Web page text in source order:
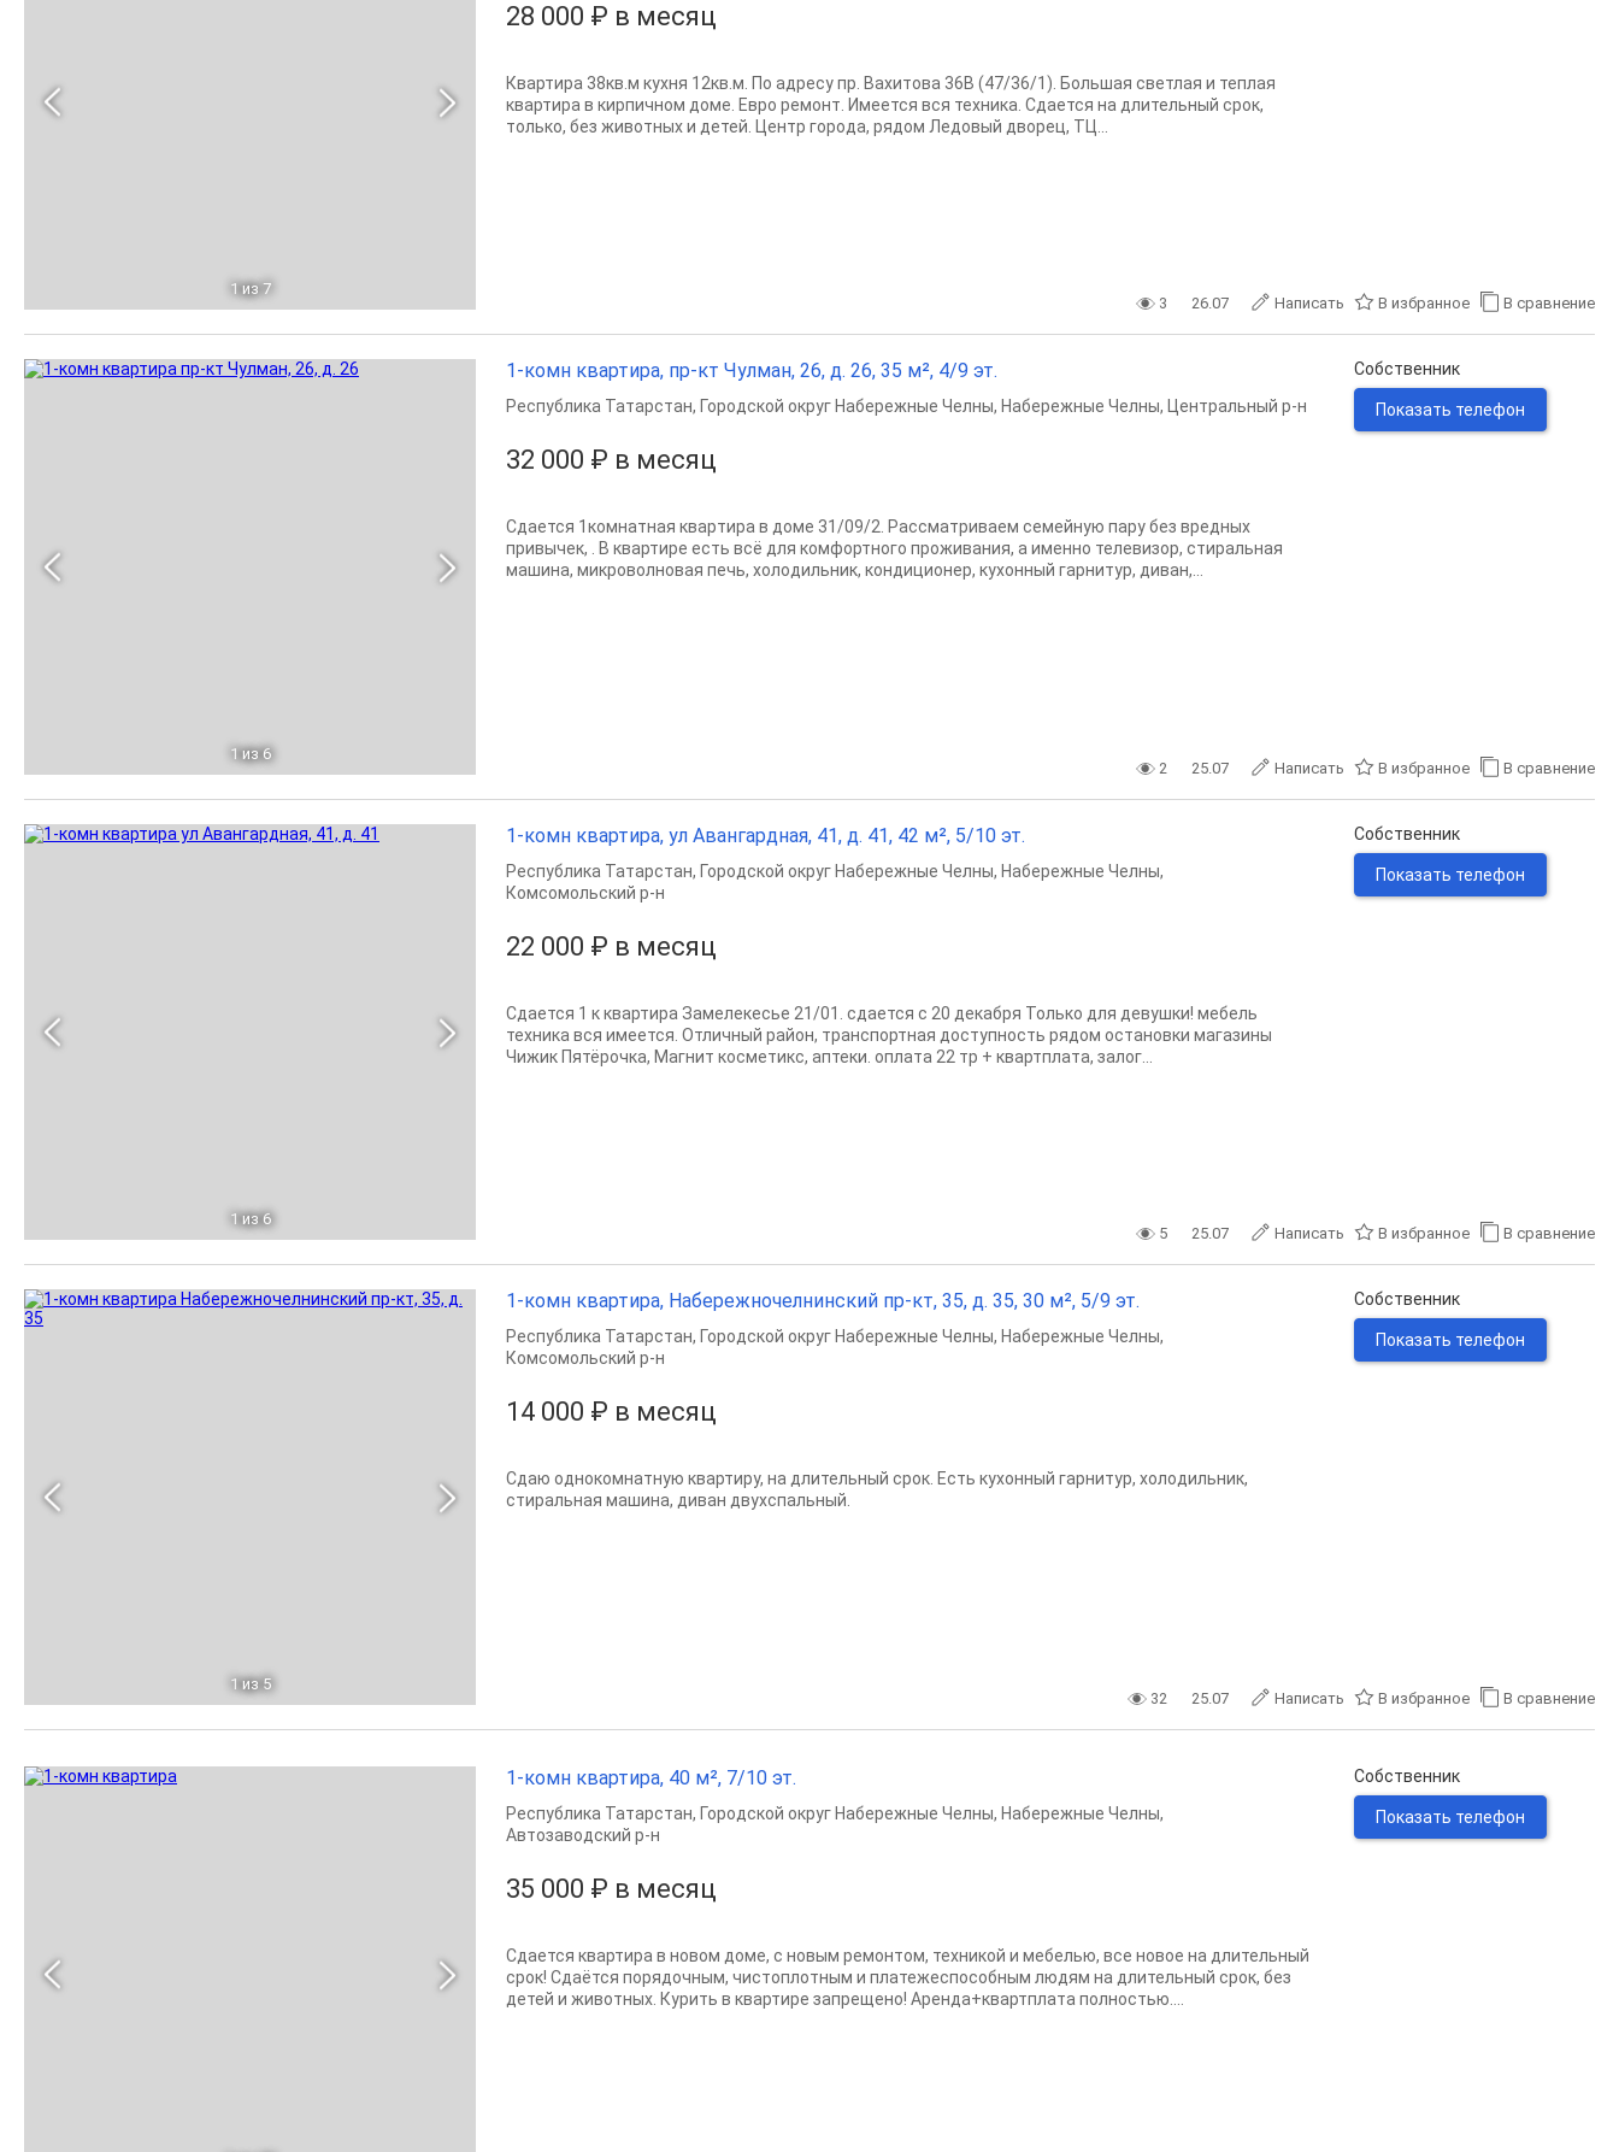
1 из 7
28 000 ₽ в месяц
Квартира 38кв.м кухня 12кв.м. По адресу пр. Вахитова 36В (47/36/1). Большая светлая и теплая
квартира в кирпичном доме. Евро ремонт. Имеется вся техника. Сдается на длительный срок,
только, без животных и детей. Центр города, рядом Ледовый дворец, ТЦ...
3 26.07 Написать В избранное В сравнение
1 из 6
1-комн квартира, пр-кт Чулман, 26, д. 26, 35 м², 4/9 эт.
32 000 ₽ в месяц
Республика Татарстан, Городской округ Набережные Челны, Набережные Челны, Центральный р-н
Сдается 1комнатная кваpтиpа в доме 31/09/2. Рассматриваем семейную пару без вредных
привычек, . В квартире есть всё для комфортного проживания, а именно телевизор, стиральная
машина, микроволновая печь, холодильник, кондиционер, кухонный гарнитур, диван,...
Собственник
Показать телефон
2 25.07 Написать В избранное В сравнение
1 из 6
1-комн квартира, ул Авангардная, 41, д. 41, 42 м², 5/10 эт.
22 000 ₽ в месяц
Республика Татарстан, Городской округ Набережные Челны, Набережные Челны,
Комсомольский р-н
Сдается 1 к квартира Замелекесье 21/01. сдается с 20 декабря Только для девушки! мебель
техника вся имеется. Отличный район, транспортная доступность рядом остановки магазины
Чижик Пятёрочка, Магнит косметикс, аптеки. оплата 22 тр + квартплата, залог...
Собственник
Показать телефон
5 25.07 Написать В избранное В сравнение
1 из 5
1-комн квартира, Набережночелнинский пр-кт, 35, д. 35, 30 м², 5/9 эт.
14 000 ₽ в месяц
Республика Татарстан, Городской округ Набережные Челны, Набережные Челны,
Комсомольский р-н
Сдаю однокомнатную квартиру, на длительный срок. Есть кухонный гарнитур, холодильник,
стиральная машина, диван двухспальный.
Собственник
Показать телефон
32 25.07 Написать В избранное В сравнение
1-комн квартира, 40 м², 7/10 эт.
35 000 ₽ в месяц
Республика Татарстан, Городской округ Набережные Челны, Набережные Челны,
Автозаводский р-н
Сдается квартира в новом доме, с новым ремонтом, техникой и мебелью, все новое на длительный
срок! Сдаётся порядочным, чистоплотным и платежеспособным людям на длительный срок, без
детей и животных. Курить в квартире запрещено! Аренда+квартплата полностью....
Собственник
Показать телефон